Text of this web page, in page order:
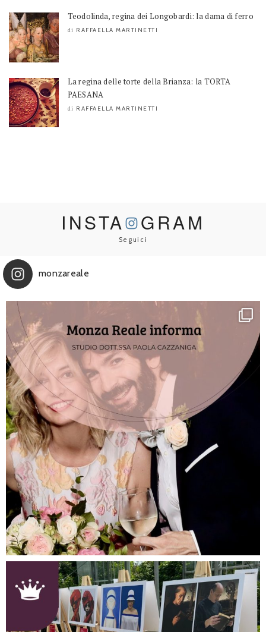
Teodolinda, regina dei Longobardi: la dama di ferro
di RAFFAELLA MARTINETTI
La regina delle torte della Brianza: la TORTA
PAESANA
di RAFFAELLA MARTINETTI
INSTA GRAM
Seguici
monzareale